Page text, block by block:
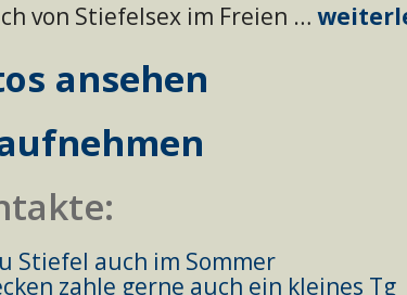
von Stiefelsex im Freien …
ansehen
Stiefel auch im Sommer
zahle gerne auch ein kleines Tg